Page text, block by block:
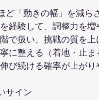
ど「動きの幅」を減ら
経験して、調整力を増
で扱い、挑戦の質を上
に整える（着地・止
び続ける確率が上が
サイン